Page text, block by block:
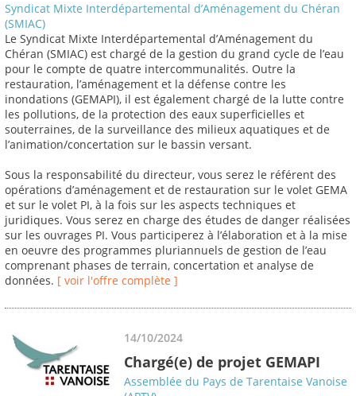
Syndicat Mixte Interdépartemental d’Aménagement du Chéran
(SMIAC)
Le Syndicat Mixte Interdépartemental d’Aménagement du
Chéran (SMIAC) est chargé de la gestion du grand cycle de l’eau
pour le compte de quatre intercommunalités. Outre la
restauration, l’aménagement et la défense contre les
inondations (GEMAPI), il est également chargé de la lutte contre
les pollutions, de la protection des eaux superficielles et
souterraines, de la surveillance des milieux aquatiques et de
l’animation/concertation sur le bassin versant.
Sous la responsabilité du directeur, vous serez le référent des
opérations d’aménagement et de restauration sur le volet GEMA
et sur le volet PI, à la fois sur les aspects techniques et
juridiques. Vous serez en charge des études de danger réalisées
sur les ouvrages PI. Vous participerez à l’élaboration et à la mise
en oeuvre des programmes pluriannuels de gestion de l’eau
comprenant phases de terrain, concertation et analyse de
données. [ voir l'offre complète ]
14/10/2024
Chargé(e) de projet GEMAPI
Assemblée du Pays de Tarentaise Vanoise